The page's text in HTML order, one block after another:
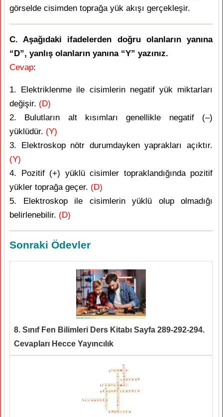
görselde cisimden toprağa yük akışı gerçekleşir.
C. Aşağıdaki ifadelerden doğru olanların yanına
“D”, yanlış olanların yanına “Y” yazınız.
Cevap:
1. Elektriklenme ile cisimlerin negatif yük miktarları
değişir. (D)
2. Bulutların alt kısımları genellikle negatif (–)
yüklüdür. (Y)
3. Elektroskop nötr durumdayken yaprakları açıktır.
(Y)
4. Pozitif (+) yüklü cisimler topraklandığında pozitif
yükler toprağa geçer. (D)
5. Elektroskop ile cisimlerin yüklü olup olmadığı
belirlenebilir. (D)
Sonraki Ödevler
8. Sınıf Fen Bilimleri Ders Kitabı Sayfa 289-292-294.
Cevapları Hecce Yayıncılık